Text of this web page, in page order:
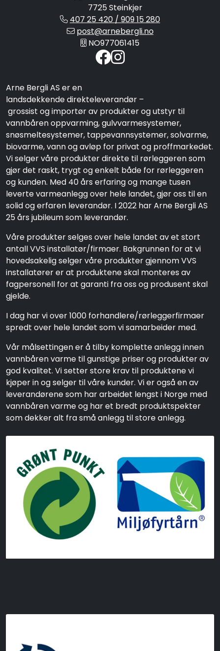
7725 Steinkjer
407 25 420 / 909 15 280
post@arnebergli.no
NO977061415
Arne Bergli AS er en
landsdekkende direkteleverandør –
grossist og importør av produkter og utstyr til
vannbåren oppvarming, gulvvarmesystemer,
snøsmeltesystemer, tappevannsystemer, solvarme,
biovarme, vann og avløp for privat og proffmarkedet.
Vi selger våre produkter direkte til rørleggeren som
gjør det raskt, trygt og enkelt både for rørleggeren
og kunden. Med 40 års erfaring og mange tusen
leverte varmeanlegg over hele landet, gjør oss til en
solid og erfaren leverandør. I 2022 har Arne Bergli AS
25 års jubileum som leverandør.
Våre produkter selges over hele landet av et stort
antall VVS installatør/firmaer. Bakgrunnen for at vi
hovedsakelig selger våre produkter gjennom VVS
installatører er at produktene skal monteres av
fagpersonell for at garanti fra oss og produsent skal
gjelde.
I dag har vi over 1000 forhandlere/rørleggerfirmaer
spredt over hele landet som vi samarbeider med.
Vår målsettingen er å tilby komplette anlegg innen
vannbåren varme til gunstige priser og produkter av
god kvalitet. Vi setter store krav til produktene vi
kjøper in og selger til våre kunder. Vi er også en av
leverandørene som har arbeidet lengst i Norge med
vannbåren varme og har et bredt produktspekter
som dekker alt fra små anlegg til store anlegg.